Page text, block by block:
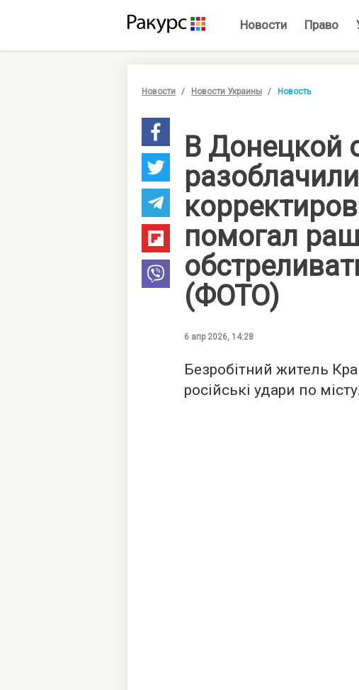
Новости Право
Новости Новости Украины Новость
В Донецкой
разоблачили
помогал
(ФОТО)
6 апр 2026, 14:28
Безробітний житель
російські удари по місту.